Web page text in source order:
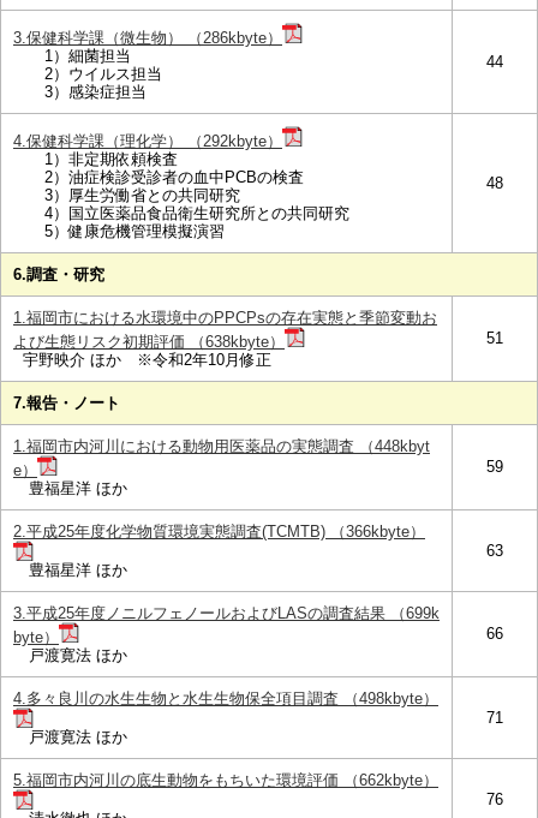
3.保健科学課（微生物） （286kbyte）
1）細菌担当
2）ウイルス担当
3）感染症担当
44
4.保健科学課（理化学） （292kbyte）
1）非定期依頼検査
2）油症検診受診者の血中PCBの検査
3）厚生労働省との共同研究
4）国立医薬品食品衛生研究所との共同研究
5）健康危機管理模擬演習
48
6.調査・研究
1.福岡市における水環境中のPPCPsの存在実態と季節変動お
よび生態リスク初期評価 （638kbyte）
宇野映介 ほか ※令和2年10月修正
51
7.報告・ノート
1.福岡市内河川における動物用医薬品の実態調査 （448kbyt
e）
豊福星洋 ほか
59
2.平成25年度化学物質環境実態調査(TCMTB) （366kbyte）
豊福星洋 ほか
63
3.平成25年度ノニルフェノールおよびLASの調査結果 （699k
byte）
戸渡寛法 ほか
66
4.多々良川の水生生物と水生生物保全項目調査 （498kbyte）
戸渡寛法 ほか
71
5.福岡市内河川の底生動物をもちいた環境評価 （662kbyte）
76